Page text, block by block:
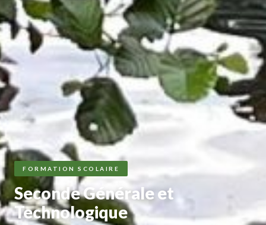
FORMATION SCOLAIRE
Seconde Générale et
Technologique